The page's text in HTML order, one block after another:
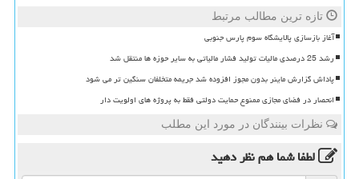
تازه ترین مطالب مرتبط
آغاز بازسازی پالایشگاه سوم پارس جنوبی
رشد 25 درصدی مالیات تولید فشار مالیاتی به سایر حوزه ها منتقل شد
پاداش گزارش ماینر بدون مجوز افزوده شد جریمه متخلفان سنگین تر می شود
انحصار در فضای مجازی ممنوع حمایت دولتی فقط به پروژه های اولویت دار
نظرات بینندگان در مورد این مطلب
لطفا شما همنظر دهید